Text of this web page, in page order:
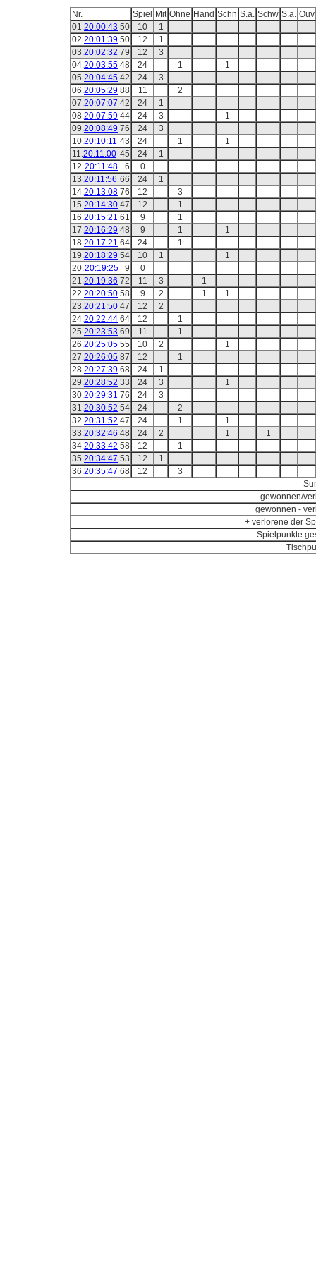
Nr. Spiel Mit Ohne Hand Schn S.a. Schw S.a. Ouv
01.20:00:43 50 10
1
02.20:01:39 50 12
1
03.20:02:32 79 12
3
04.20:03:55 48 24 1
1
05.20:04:45 42 24
3
06.20:05:29 88 11
2
07.20:07:07 42 24
1
08.20:07:59 44 24 3
1
09.20:08:49 76 24
3
10.20:10:11 43 24 1
1
11.20:11:00 45 24
1
12.20:11:48 6
0
13.20:11:56 66 24
1
14.20:13:08 76 12
3
15.20:14:30 47 12
1
16.20:15:21 61 9
1
17.20:16:29 48 9 1
1
18.20:17:21 64 24
1
19.20:18:29 54 10 1
1
20.20:19:25 9
0
21.20:19:36 72 11 3
1
22.20:20:50 58 9 2 1
1
23.20:21:50 47 12
2
24.20:22:44 64 12
1
25.20:23:53 69 11
1
26.20:25:05 55 10 2
1
27.20:26:05 87 12
1
28.20:27:39 68 24
1
29.20:28:52 33 24 3
1
30.20:29:31 76 24
3
31.20:30:52 54 24
2
32.20:31:52 47 24 1
1
33.20:32:46 48 24 2 1
1
34.20:33:42 58 12
1
35.20:34:47 53 12
1
36.20:35:47 68 12
3
gewonnen/
gewonnen -
+ verlorene der
Spielpunkte